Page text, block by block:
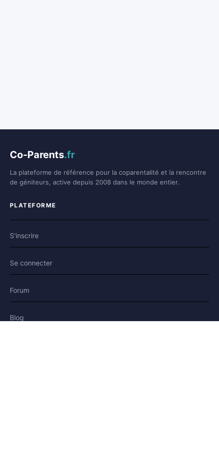
Co-Parents.fr
La plateforme de référence pour la coparentalité et la rencontre
de géniteurs, active depuis 2008 dans le monde entier.
PLATEFORME
S'inscrire
Se connecter
Forum
Blog